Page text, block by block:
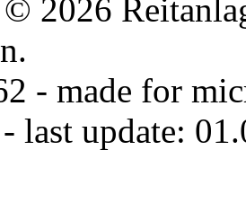
2026
- made for
last update: